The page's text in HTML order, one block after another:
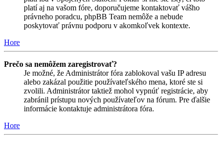
platí aj na vašom fóre, doporučujeme kontaktovať vášho
právneho poradcu, phpBB Team nemôže a nebude
poskytovať právnu podporu v akomkoľvek kontexte.
Hore
Prečo sa nemôžem zaregistrovať?
Je možné, že Administrátor fóra zablokoval vašu IP adresu
alebo zakázal použitie používateľského mena, ktoré ste si
zvolili. Administrátor taktiež mohol vypnúť registrácie, aby
zabránil prístupu nových používateľov na fórum. Pre ďalšie
informácie kontaktuje administrátora fóra.
Hore